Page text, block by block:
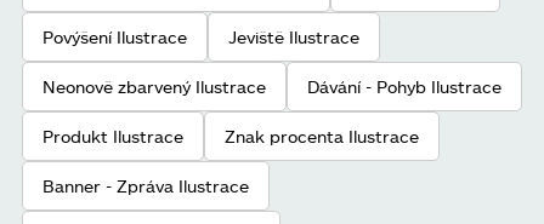
Povýšení Ilustrace Jeviště Ilustrace
Neonově zbarvený Ilustrace Dávání - Pohyb Ilustrace
Produkt Ilustrace Znak procenta Ilustrace
Banner - Zpráva Ilustrace